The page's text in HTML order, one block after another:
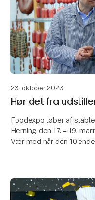
23. oktober 2023
Hør det fra
Foodexpo løber af
Herning den 17. – 19.
Vær med når den